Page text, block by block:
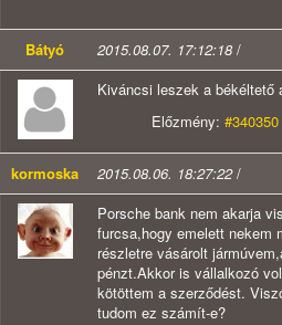
Bátyó 2015.08.07. 17:12:18 /
Kiváncsi leszek a békéltető
Előzmény:
kormoska 2015.08.06. 18:27:22/
Porsche bank nem akarja
furcsa,hogy emelett nekem
részletre vásárolt
pénzt.Akkor is vállalkozó
kötöttem a szerződést.
tudom ez számít-e?